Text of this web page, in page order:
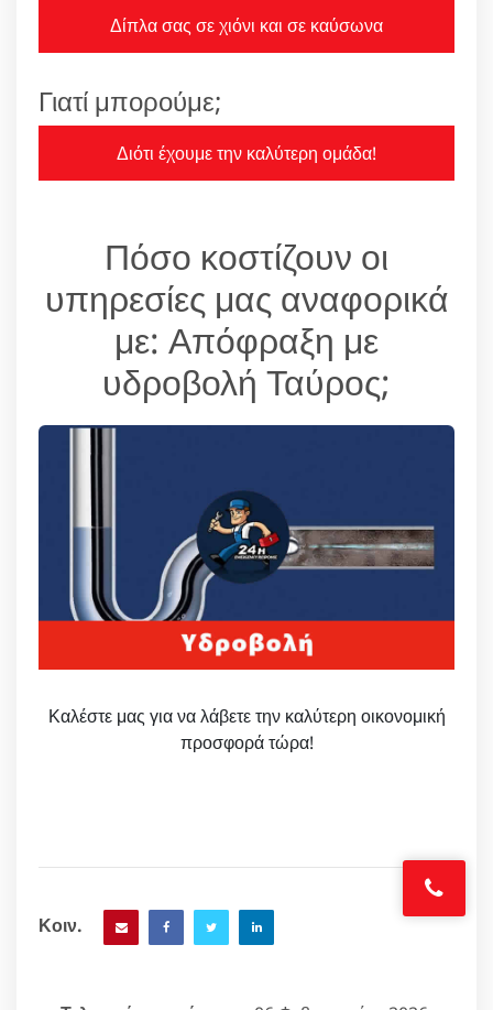
Δίπλα σας σε χιόνι και σε καύσωνα
Γιατί μπορούμε;
Διότι έχουμε την καλύτερη ομάδα!
Πόσο κοστίζουν οι
υπηρεσίες μας αναφορικά
με: Απόφραξη με
υδροβολή Ταύρος;
Καλέστε μας για να λάβετε την καλύτερη οικονομική
προσφορά τώρα!
Κοιν.